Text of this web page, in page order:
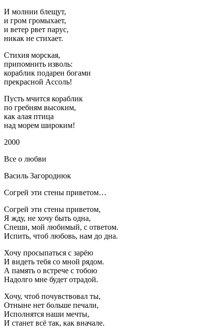
И молнии блещут,
и гром громыхает,
и ветер рвет парус,
никак не стихает.
Стихия морская,
припомнить изволь:
кораблик подарен богами
прекрасной Ассоль!
Пусть мчится кораблик
по гребням высоким,
как алая птица
над морем широким!
2000
Все о любви
Василь Загороднюк
Согрей эти стены приветом…
Согрей эти стены приветом,
Я жду, не хочу быть одна,
Спеши, мой любимый, с ответом.
Испить, чтоб любовь, нам до дна.
Хочу просыпаться с зарёю
И видеть тебя со мной рядом.
А память о встрече с тобою
Надолго мне будет отрадой.
Хочу, чтоб почувствовал ты,
Отныне нет больше печали,
Исполнятся наши мечты,
И станет всё так, как вначале.